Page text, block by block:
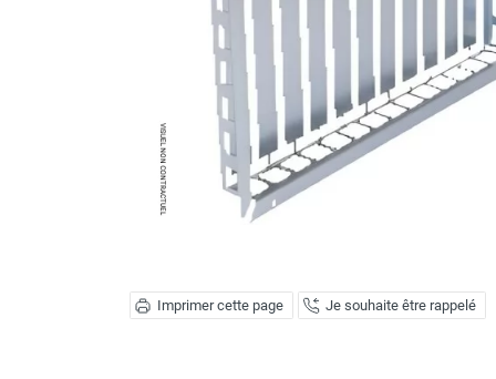
Brasseur d'air
Ventilateur fixe
Ventilateur industriel
Ventilateur de chantier
Ventilateur centrifuge
Ventilateur de sol
Ventilateur sur pied
Ventilateur de bureau
Ventilateur de table
Extracteur d'air mural centrifuge
Imprimer cette page Je souhaite être rappelé